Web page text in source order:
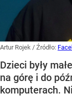
Artur Rojek / Źródło:
Dzieci były
na górę i do
komputerach.